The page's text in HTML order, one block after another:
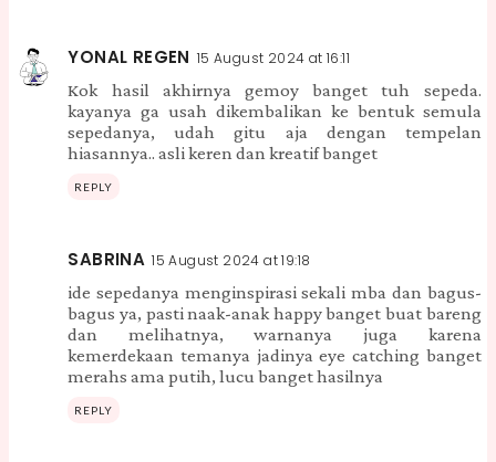
YONAL REGEN 15 August 2024 at 16:11
Kok hasil akhirnya gemoy banget tuh sepeda.
kayanya ga usah dikembalikan ke bentuk semula
sepedanya, udah gitu aja dengan tempelan
hiasannya.. asli keren dan kreatif banget
REPLY
SABRINA 15 August 2024 at 19:18
ide sepedanya menginspirasi sekali mba dan bagus-
bagus ya, pasti naak-anak happy banget buat bareng
dan melihatnya, warnanya juga karena
kemerdekaan temanya jadinya eye catching banget
merahs ama putih, lucu banget hasilnya
REPLY